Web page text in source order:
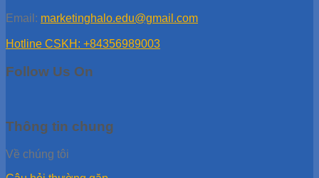
Email: marketinghalo.edu@gmail.com
Hotline CSKH: +84356989003
Follow Us On
Thông tin chung
Về chúng tôi